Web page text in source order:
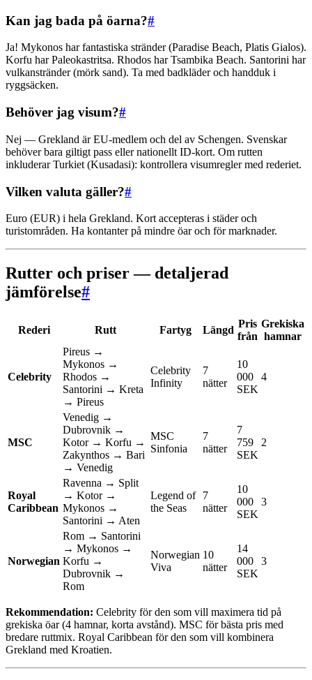
Kan jag bada på öarna?#
Ja! Mykonos har fantastiska stränder (Paradise Beach, Platis Gialos).
Korfu har Paleokastritsa. Rhodos har Tsambika Beach. Santorini har
vulkanstränder (mörk sand). Ta med badkläder och handduk i
ryggsäcken.
Behöver jag visum?#
Nej — Grekland är EU-medlem och del av Schengen. Svenskar
behöver bara giltigt pass eller nationellt ID-kort. Om rutten
inkluderar Turkiet (Kusadasi): kontrollera visumregler med rederiet.
Vilken valuta gäller?#
Euro (EUR) i hela Grekland. Kort accepteras i städer och
turistområden. Ha kontanter på mindre öar och för marknader.
Rutter och priser — detaljerad
jämförelse#
Rederi Rutt Fartyg Längd
Pris
från
Grekiska
hamnar
Celebrity
Pireus →
Mykonos →
Rhodos →
Santorini → Kreta
→ Pireus
Celebrity
Infinity
7
nätter
10
000
SEK
4
MSC
Venedig →
Dubrovnik →
Kotor → Korfu →
Zakynthos → Bari
→ Venedig
MSC
Sinfonia
7
nätter
7
759
SEK
2
Royal
Caribbean
Ravenna → Split
→ Kotor →
Mykonos →
Santorini → Aten
Legend of
the Seas
7
nätter
10
000
SEK
3
Norwegian
Rom → Santorini
→ Mykonos →
Korfu →
Dubrovnik →
Rom
Norwegian
Viva
10
nätter
14
000
SEK
3
Rekommendation: Celebrity för den som vill maximera tid på
grekiska öar (4 hamnar, korta avstånd). MSC för bästa pris med
bredare ruttmix. Royal Caribbean för den som vill kombinera
Grekland med Kroatien.